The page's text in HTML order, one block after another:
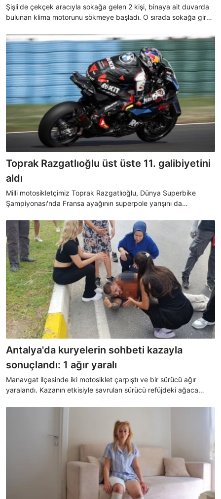
kamerada
Şişli'de çekçek aracıyla sokağa gelen 2 kişi, binaya ait duvarda
bulunan klima motorunu sökmeye başladı. O sırada sokağa giren
yakalandı. Gözaltına alınan 2 şüphelinin Beşiktaş'ta bir iş
yerinden de hırsızlık yaptığı tespit edildi.
Toprak Razgatlıoğlu üst üste 11. galibiyetini
aldı
Milli motosikletçimiz Toprak Razgatlıoğlu, Dünya Superbike
Şampiyonası'nda Fransa ayağının superpole yarışını da
Antalya'da kuryelerin sohbeti kazayla
sonuçlandı: 1 ağır yaralı
Manavgat ilçesinde iki motosiklet çarpıştı ve bir sürücü ağır
yaralandı. Kazanın etkisiyle savrulan sürücü refüjdeki ağaca